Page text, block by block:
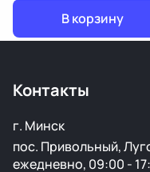
В корзину
Контакты
г. Минск
пос. Привольный,
ежедневно, 09:00 -